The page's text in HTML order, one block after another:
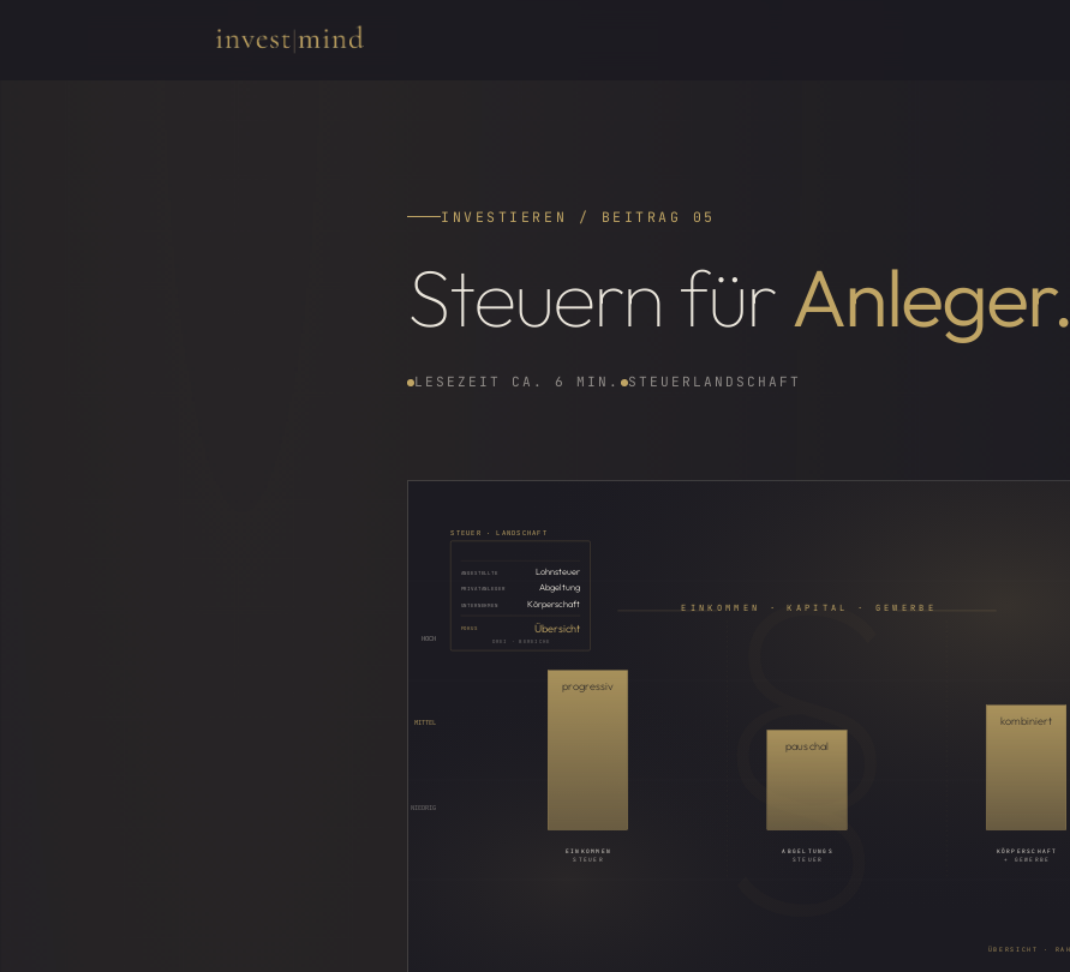
INVESTIEREN / BEITRAG 05
Steuern fürAnleger.
LESEZEIT CA. 6 MIN. STEUERLANDSCHAFT
§
STEUER · LANDSCHAFT
ANGESTELLTE Lohn­steuer
PRIVATANLEGER Abgeltung
UNTERNEHMEN Körperschaft
FOKUS Übersicht
DREI · BEREICHE
HOCH
MITTEL
NIEDRIG
progressiv
EINKOMMEN
STEUER
pauschal
ABGELTUNGS
STEUER
kombiniert
KÖRPERSCHAFT
+ GEWERBE
EINKOMMEN · KAPITAL · GEWERBE